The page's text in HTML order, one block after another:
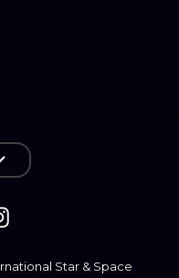
Instagram
Star & Space